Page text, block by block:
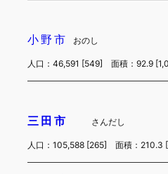
小野市 おのし
人口：46,591 [549] 面積：92.9
三田市 さんだし
人口：105,588 [265] 面積：